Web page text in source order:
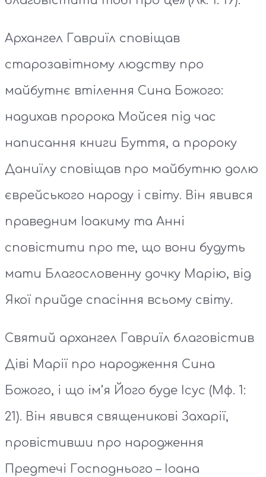
Архангел Гавриїл сповіщав
старозавітному людству про
майбутнє втілення Сина Божого:
надихав пророка Мойсея під час
написання книги Буття, а пророку
Даниїлу сповіщав про майбутню долю
єврейського народу і світу. Він явився
праведним Іоакиму та Анні
сповістити про те, що вони будуть
мати Благословенну дочку Марію, від
Якої прийде спасіння всьому світу.
Святий архангел Гавриїл благовістив
Діві Марії про народження Сина
Божого, і що ім’я Його буде Ісус (Мф. 1:
21). Він явився священикові Захарії,
провістивши про народження
Предтечі Господнього – Іоана